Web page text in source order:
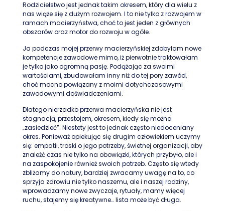
Rodzicielstwo jest jednak takim okresem, który dla wielu z
nas wiąże się z dużym rozwojem. I to nie tylko z rozwojem w
ramach macierzyństwa, choć to jest jeden z głównych
obszarów oraz motor do rozwoju w ogóle.
Ja podczas mojej przerwy macierzyńskiej zdobyłam nowe
kompetencje zawodowe mimo, iż pierwotnie traktowałam
je tylko jako ogromną pasję. Podążając za swoimi
wartościami, zbudowałam inny niż do tej pory zawód,
choć mocno powiązany z moimi dotychczasowymi
zawodowymi doświadczeniami.
Dlatego nierzadko przerwa macierzyńska nie jest
stagnacją, przestojem, okresem, kiedy się można
„zasiedzieć”. Niestety jest to jednak często niedoceniany
okres. Ponieważ opiekując się drugim człowiekiem uczymy
się: empatii, troski o jego potrzeby, świetnej organizacji, aby
znaleźć czas nie tylko na obowiązki, których przybyło, ale i
na zaspokojenie również swoich potrzeb. Często się wtedy
zbliżamy do natury, bardziej zwracamy uwagę na to, co
sprzyja zdrowiu nie tylko naszemu, ale i naszej rodziny,
wprowadzamy nowe zwyczaje, rytuały, mamy więcej
ruchu, stajemy się kreatywne… lista może być długa.